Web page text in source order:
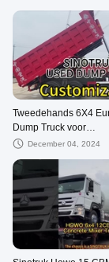
Tweedehands 6X4
Dump Truck voor
transportoplossingen
December 04, 2024